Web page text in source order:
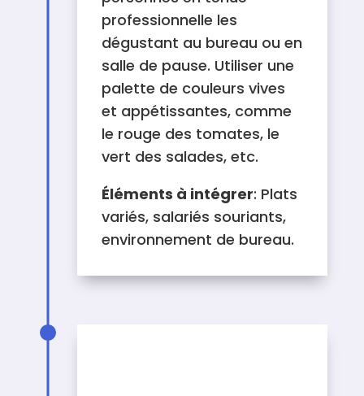
professionnelle les
dégustant au bureau ou en
salle de pause. Utiliser une
palette de couleurs vives
et appétissantes, comme
le rouge des tomates, le
vert des salades, etc.
Éléments à intégrer: Plats
variés, salariés souriants,
environnement de bureau.